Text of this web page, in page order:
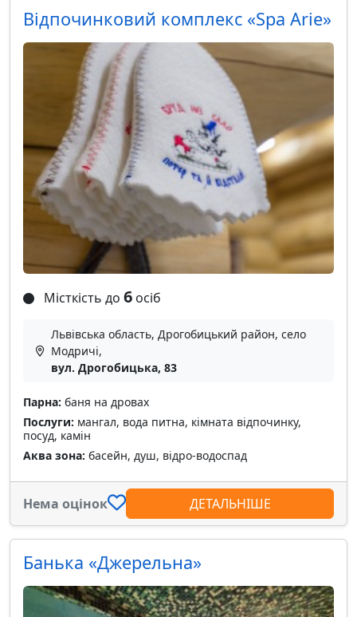
Відпочинковий комплекс «Spa Arie»
Місткість до 6 осіб
Львівська область, Дрогобицький район, село
Модричі,
вул. Дрогобицька, 83
Парна: баня на дровах
Послуги: мангал, вода питна, кімната відпочинку,
посуд, камін
Аква зона: басейн, душ, відро-водоспад
Нема оцінок ДЕТАЛЬНІШЕ
Банька «Джерельна»